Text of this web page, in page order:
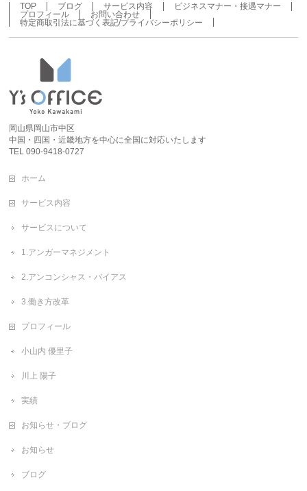
TOP ブログ サービス内容
ビジネスマナー・接遇マナー
プロフィール
お問い合わせ
特定商取引法に基づく表記/プライバシーポリシー
岡山県岡山市中区
中国・四国・近畿地方を中心に全国に対応いたします
TEL 090-9418-0727
ホーム
サービス内容
サービスについて
1.アンガーマネジメント
2.アンコンシャス・バイアス
3.働き方改革
プロフィール
小山内 優里子
川上 陽子
実績
お知らせ・ブログ
お知らせ
ブログ